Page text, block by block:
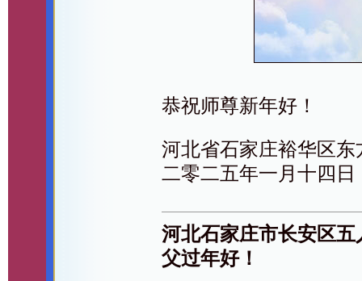
恭祝师尊新年好！
河北省石家庄裕华区
二零二五年一月十四日
河北石家庄市长安区
父过年好！